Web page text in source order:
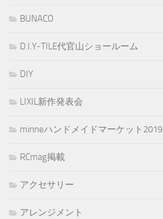
BUNACO
D.I.Y-TILE代官山ショールーム
DIY
LIXIL新作発表会
minneハンドメイドマーケット2019
RCmag掲載
アクセサリー
アレンジメント